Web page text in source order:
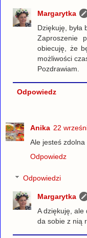
Margarytka
Dziękuję, była
Zaproszenie
obiecuję, że
możliwości
Pozdrawiam.
Odpowiedz
Anika 22
Ale jesteś
Odpowiedz
Odpowiedzi
Margarytka
A dziękuję, ale
da sobie z nią